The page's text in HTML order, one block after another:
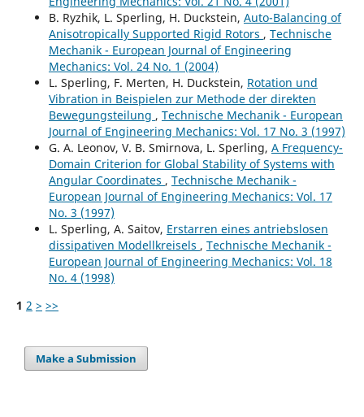
B. Ryzhik, L. Sperling, H. Duckstein, Auto-Balancing of
Anisotropically Supported Rigid Rotors , Technische
Mechanik - European Journal of Engineering
Mechanics: Vol. 24 No. 1 (2004)
L. Sperling, F. Merten, H. Duckstein, Rotation und
Vibration in Beispielen zur Methode der direkten
Bewegungsteilung , Technische Mechanik - European
Journal of Engineering Mechanics: Vol. 17 No. 3 (1997)
G. A. Leonov, V. B. Smirnova, L. Sperling, A Frequency-
Domain Criterion for Global Stability of Systems with
Angular Coordinates , Technische Mechanik -
European Journal of Engineering Mechanics: Vol. 17
No. 3 (1997)
L. Sperling, A. Saitov, Erstarren eines antriebslosen
dissipativen Modellkreisels , Technische Mechanik -
European Journal of Engineering Mechanics: Vol. 18
No. 4 (1998)
1 2 > >>
Make a Submission